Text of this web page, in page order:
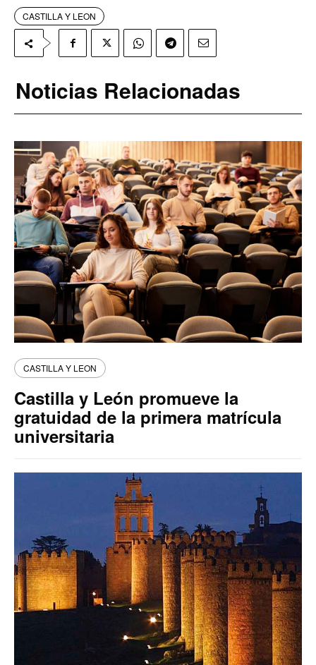
CASTILLA Y LEON
Noticias Relacionadas
CASTILLA Y LEON
Castilla y León promueve la
gratuidad de la primera matrícula
universitaria